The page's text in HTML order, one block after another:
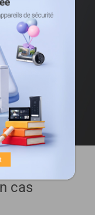
de 10 mois.
cas